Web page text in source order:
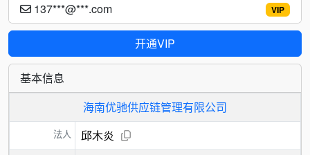
VIP
137***@***.com
开通VIP
基本信息
海南优驰供应链管理有限公司
法人 邱木炎